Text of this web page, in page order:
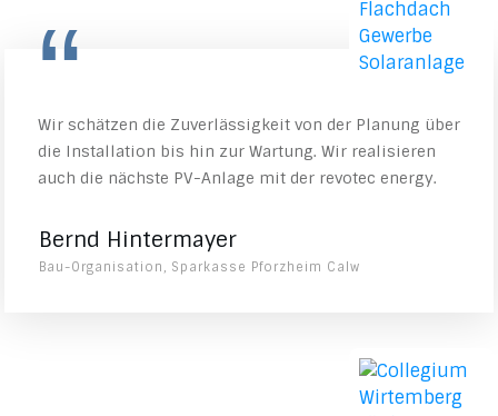
“
Wir schätzen die Zuverlässigkeit von der Planung über
die Installation bis hin zur Wartung. Wir realisieren
auch die nächste PV-Anlage mit der revotec energy.
Bernd Hintermayer
Bau-Organisation, Sparkasse Pforzheim Calw